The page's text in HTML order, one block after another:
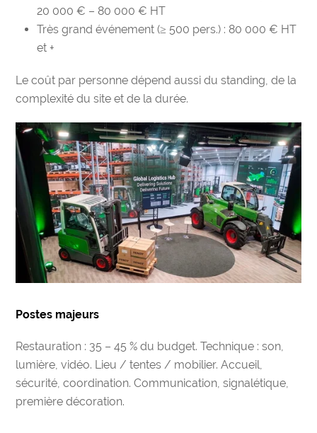
20 000 € – 80 000 € HT
Très grand événement (≥ 500 pers.) : 80 000 € HT
et +
Le coût par personne dépend aussi du standing, de la
complexité du site et de la durée.
Postes majeurs
Restauration : 35 – 45 % du budget. Technique : son,
lumière, vidéo. Lieu / tentes / mobilier. Accueil,
sécurité, coordination. Communication, signalétique,
première décoration.